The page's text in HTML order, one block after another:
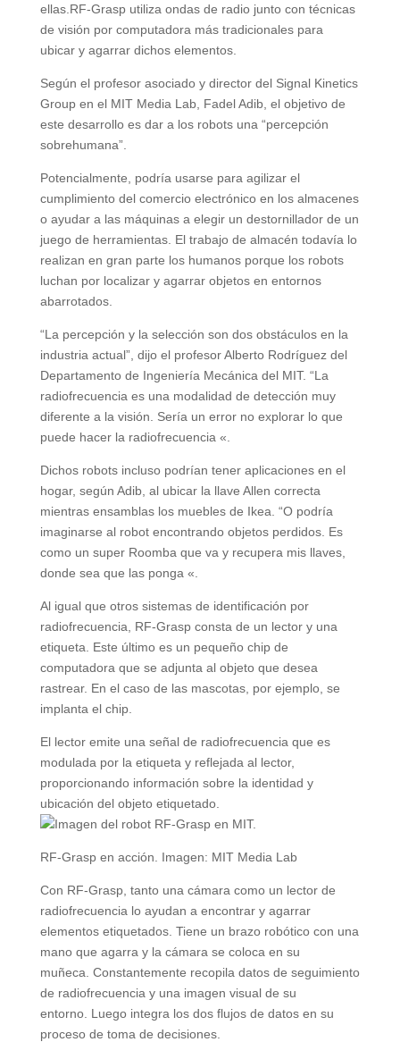
ellas.RF-Grasp utiliza ondas de radio junto con técnicas
de visión por computadora más tradicionales para
ubicar y agarrar dichos elementos.
Según el profesor asociado y director del Signal Kinetics
Group en el MIT Media Lab, Fadel Adib, el objetivo de
este desarrollo es dar a los robots una “percepción
sobrehumana”.
Potencialmente, podría usarse para agilizar el
cumplimiento del comercio electrónico en los almacenes
o ayudar a las máquinas a elegir un destornillador de un
juego de herramientas. El trabajo de almacén todavía lo
realizan en gran parte los humanos porque los robots
luchan por localizar y agarrar objetos en entornos
abarrotados.
“La percepción y la selección son dos obstáculos en la
industria actual”, dijo el profesor Alberto Rodríguez del
Departamento de Ingeniería Mecánica del MIT. “La
radiofrecuencia es una modalidad de detección muy
diferente a la visión. Sería un error no explorar lo que
puede hacer la radiofrecuencia «.
Dichos robots incluso podrían tener aplicaciones en el
hogar, según Adib, al ubicar la llave Allen correcta
mientras ensamblas los muebles de Ikea. “O podría
imaginarse al robot encontrando objetos perdidos. Es
como un super Roomba que va y recupera mis llaves,
donde sea que las ponga «.
Al igual que otros sistemas de identificación por
radiofrecuencia, RF-Grasp consta de un lector y una
etiqueta. Este último es un pequeño chip de
computadora que se adjunta al objeto que desea
rastrear. En el caso de las mascotas, por ejemplo, se
implanta el chip.
El lector emite una señal de radiofrecuencia que es
modulada por la etiqueta y reflejada al lector,
proporcionando información sobre la identidad y
ubicación del objeto etiquetado.
RF-Grasp en acción. Imagen: MIT Media Lab
Con RF-Grasp, tanto una cámara como un lector de
radiofrecuencia lo ayudan a encontrar y agarrar
elementos etiquetados. Tiene un brazo robótico con una
mano que agarra y la cámara se coloca en su
muñeca. Constantemente recopila datos de seguimiento
de radiofrecuencia y una imagen visual de su
entorno. Luego integra los dos flujos de datos en su
proceso de toma de decisiones.